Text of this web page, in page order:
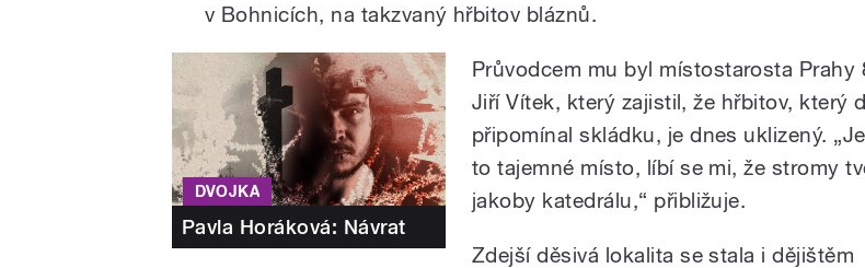
v Bohnicích, na takzvaný hřbitov bláznů.
DVOJKA
Pavla Horáková: Návrat
Průvodcem mu byl místostarosta Prahy
Jiří Vítek, který zajistil, že hřbitov, který
připomínal skládku, je dnes uklizený. „Je
to tajemné místo, líbí se mi, že stromy
jakoby katedrálu,“ přibližuje.
Zdejší děsivá lokalita se stala i dějištěm